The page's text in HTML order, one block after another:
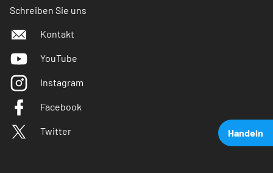
Handeln
Schreiben Sie uns
Kontakt
YouTube
Instagram
Facebook
Twitter